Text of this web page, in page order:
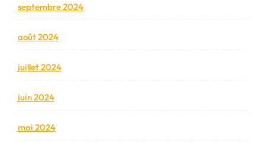
septembre 2024
août 2024
juillet 2024
juin 2024
mai 2024